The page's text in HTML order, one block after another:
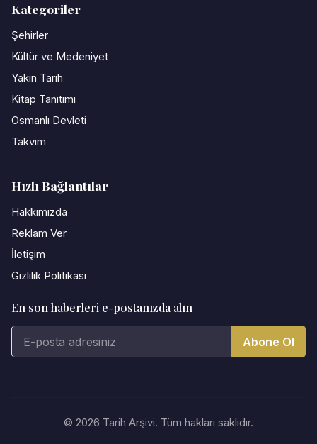
Kategoriler
Şehirler
Kültür ve Medeniyet
Yakın Tarih
Kitap Tanıtımı
Osmanlı Devleti
Takvim
Hızlı Bağlantılar
Hakkımızda
Reklam Ver
İletişim
Gizlilik Politikası
En son haberleri e-postanızda alın
Abone Ol
© 2026 Tarih Arşivi. Tüm hakları saklıdır.